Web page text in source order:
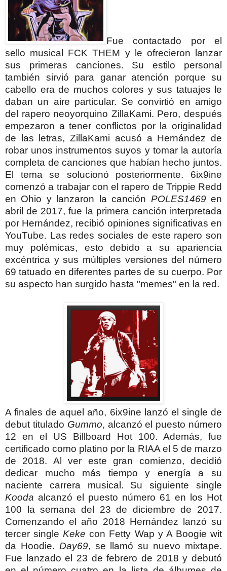
Fue contactado por el
sello musical FCK THEM y le ofrecieron lanzar
sus primeras canciones. Su estilo personal
también sirvió para ganar atención porque su
cabello era de muchos colores y sus tatuajes le
daban un aire particular. Se convirtió en amigo
del rapero neoyorquino ZillaKami. Pero, después
empezaron a tener conflictos por la originalidad
de las letras, ZillaKami acusó a Hernández de
robar unos instrumentos suyos y tomar la autoría
completa de canciones que habían hecho juntos.
El tema se solucionó posteriormente. 6ix9ine
comenzó a trabajar con el rapero de Trippie Redd
en Ohio y lanzaron la canción POLES1469en
abril de 2017, fue la primera canción interpretada
por Hernández, recibió opiniones significativas en
YouTube. Las redes sociales de este rapero son
muy polémicas, esto debido a su apariencia
excéntrica y sus múltiples versiones del número
69 tatuado en diferentes partes de su cuerpo. Por
su aspecto han surgido hasta "memes" en la red.
A finales de aquel año, 6ix9ine lanzó el single de
debut titulado Gummo, alcanzó el puesto número
12 en el US Billboard Hot 100. Además, fue
certificado como platino por la RIAA el 5 de marzo
de 2018. Al ver este gran comienzo, decidió
dedicar mucho más tiempo y energía a su
naciente carrera musical. Su siguiente single
Kooda alcanzó el puesto número 61 en los Hot
100 la semana del 23 de diciembre de 2017.
Comenzando el año 2018 Hernández lanzó su
tercer singleKeke con Fetty Wap y A Boogie wit
da Hoodie. Day69, se llamó su nuevo mixtape.
Fue lanzado el 23 de febrero de 2018 y debutó